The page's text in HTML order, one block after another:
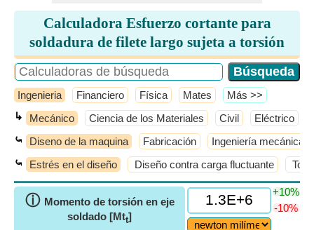
Calculadora Esfuerzo cortante para
soldadura de filete largo sujeta a torsión
Ingenieria Financiero Física Mates ​Más >>
↳ Mecánico Ciencia de los Materiales Civil Eléctrico
⤿ Diseno de la maquina Fabricación Ingeniería mecánica
⤿ Estrés en el diseño Diseño contra carga fluctuante
ⓘ Momento de torsión en eje
soldado [Mtt]
+10%
-10%